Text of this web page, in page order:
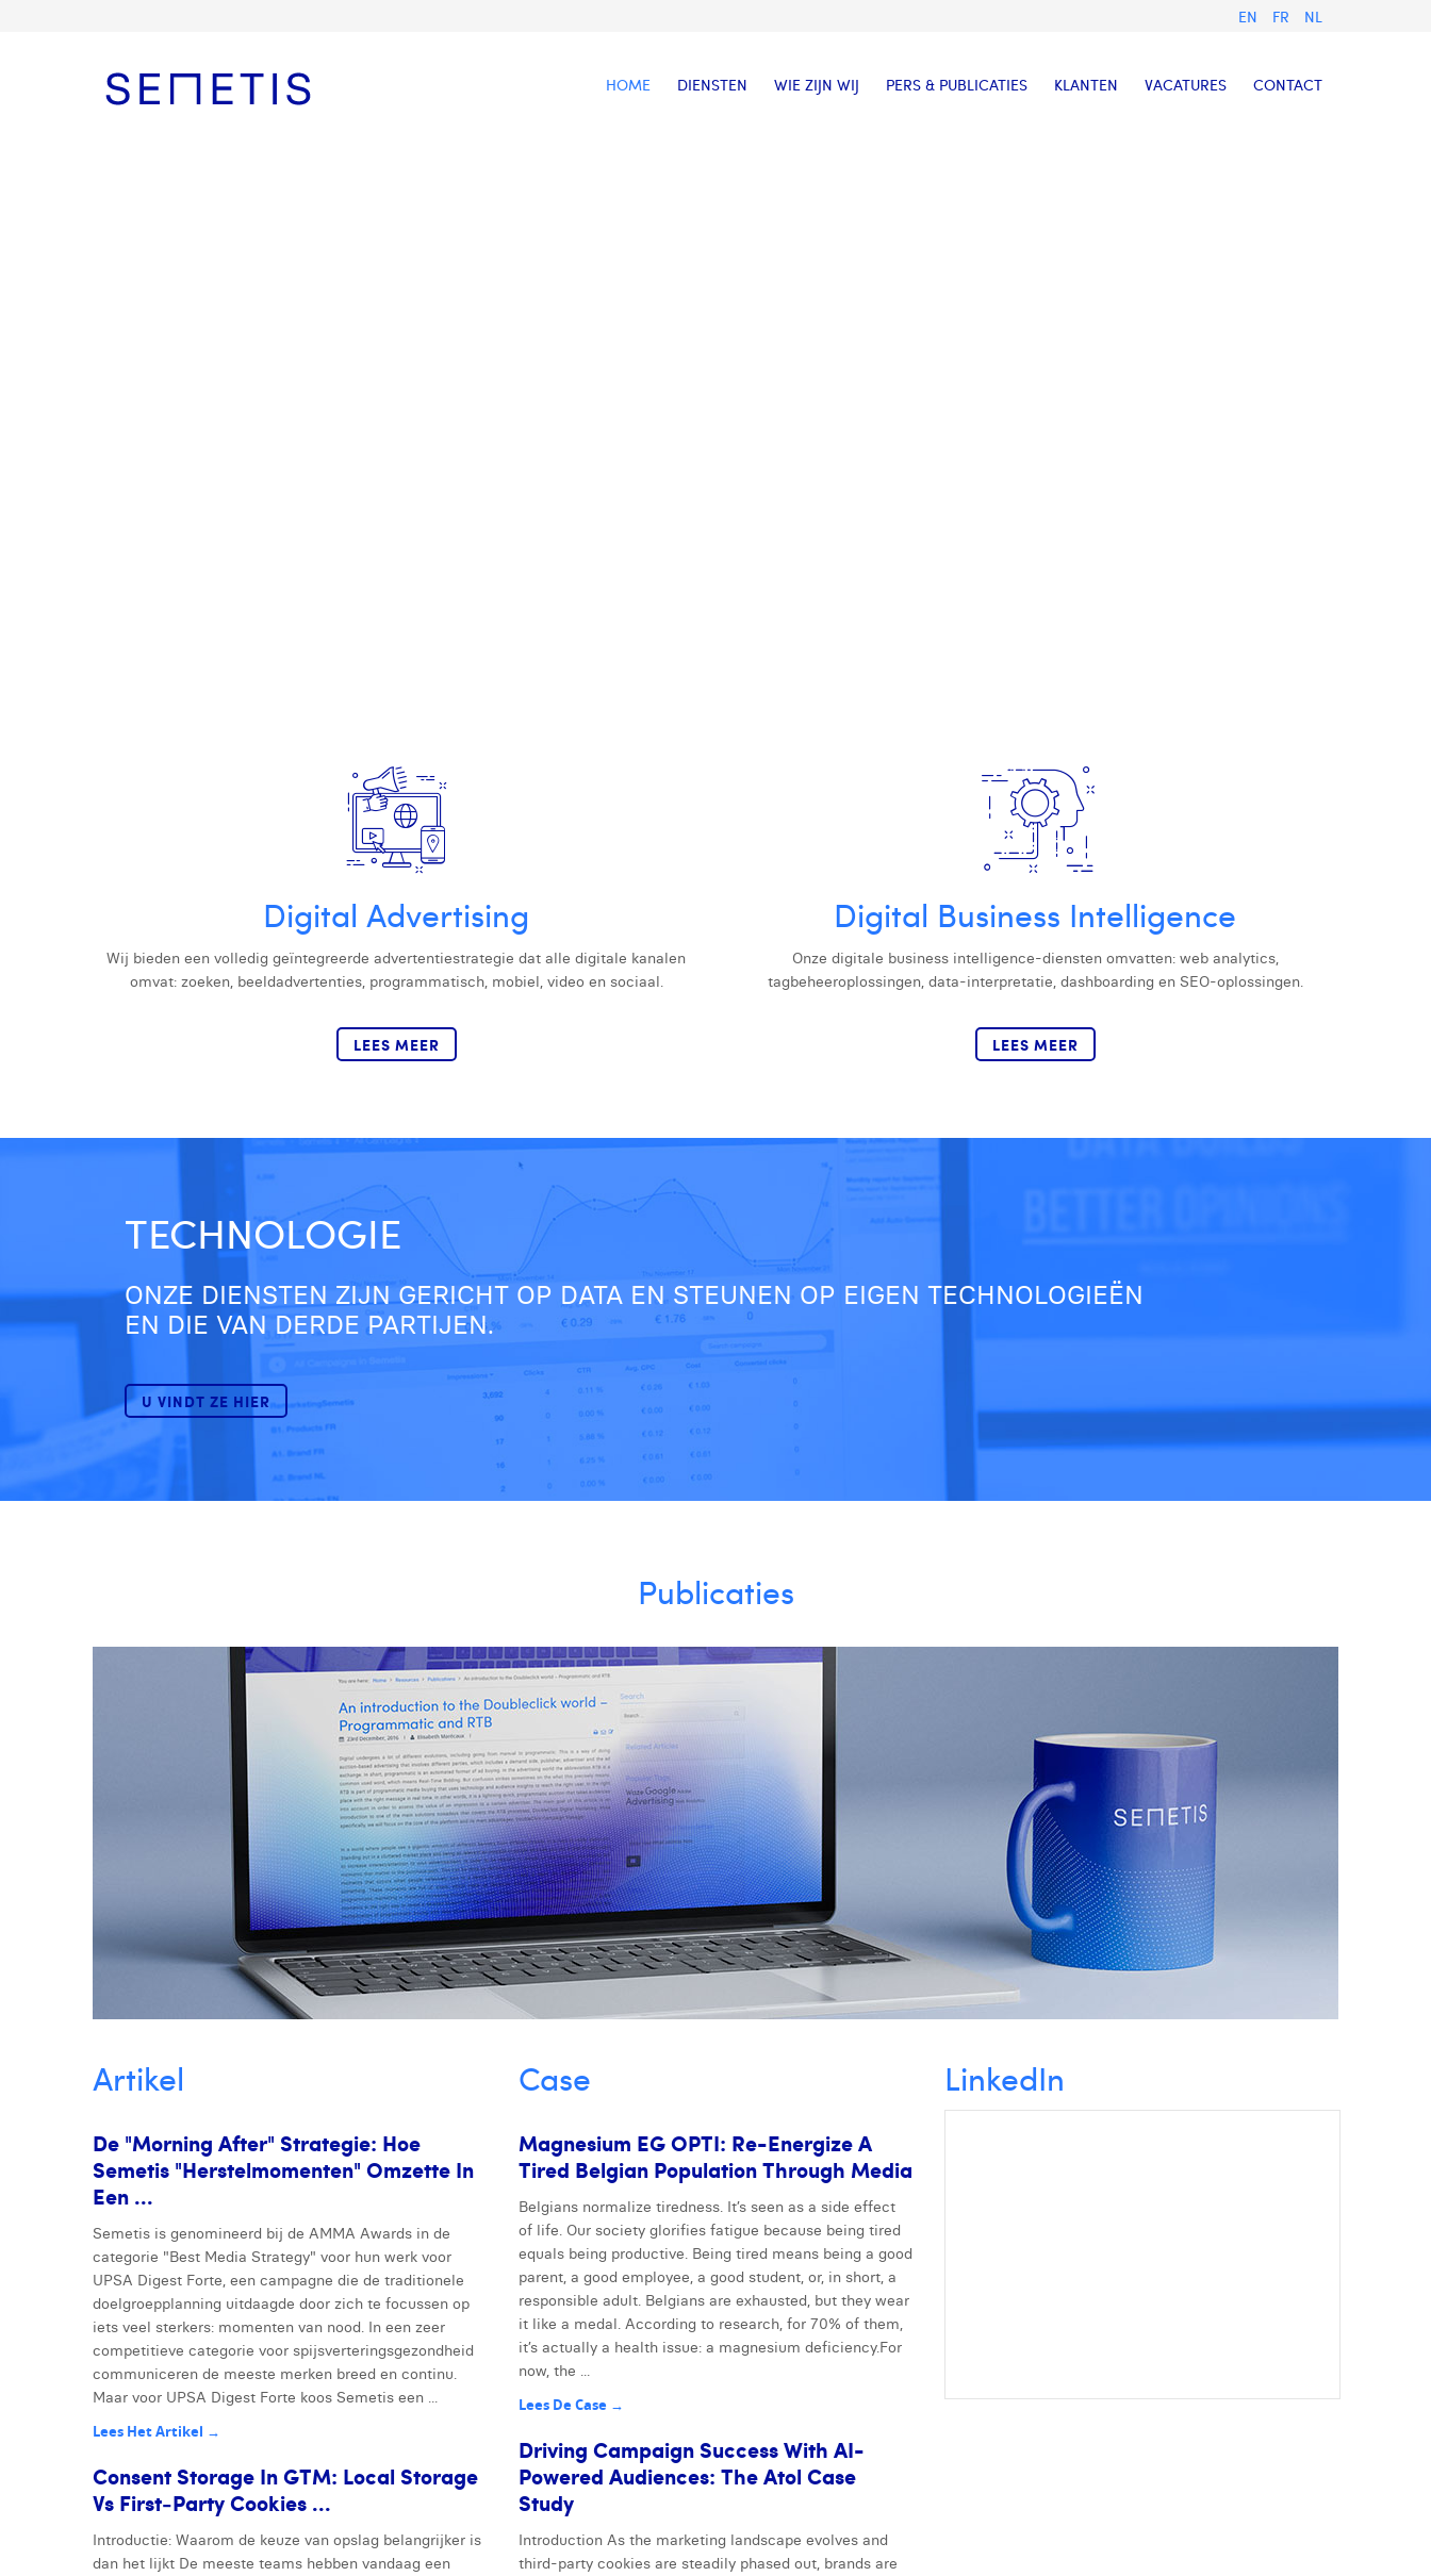
EN FR NL
HOME DIENSTEN WIE ZIJN WIJ PERS & PUBLICATIES KLANTEN VACATURES CONTACT
Digital Advertising
Wij bieden een volledig geïntegreerde advertentiestrategie dat alle digitale kanalen
omvat: zoeken, beeldadvertenties, programmatisch, mobiel, video en sociaal.
LEES MEER
Digital Business Intelligence
Onze digitale business intelligence-diensten omvatten: web analytics,
tagbeheeroplossingen, data-interpretatie, dashboarding en SEO-oplossingen.
LEES MEER
TECHNOLOGIE
ONZE DIENSTEN ZIJN GERICHT OP DATA EN STEUNEN OP EIGEN TECHNOLOGIEËN
EN DIE VAN DERDE PARTIJEN.
U VINDT ZE HIER
Publicaties
Artikel
De "Morning After" Strategie: Hoe
Semetis "herstelmomenten" Omzette In
Een ...
Semetis is genomineerd bij de AMMA Awards in de
categorie "Best Media Strategy" voor hun werk voor
UPSA Digest Forte, een campagne die de traditionele
doelgroepplanning uitdaagde door zich te focussen op
iets veel sterkers: momenten van nood. In een zeer
competitieve categorie voor spijsverteringsgezondheid
communiceren de meeste merken breed en continu.
Maar voor UPSA Digest Forte koos Semetis een ...
Lees Het Artikel →
Consent Storage In GTM: Local Storage
Vs First‑Party Cookies ...
Introductie: Waarom de keuze van opslag belangrijker is
dan het lijkt De meeste teams hebben vandaag een
Case
Magnesium EG OPTI: Re-Energize A
Tired Belgian Population Through Media
Belgians normalize tiredness. It’s seen as a side effect
of life. Our society glorifies fatigue because being tired
equals being productive. Being tired means being a good
parent, a good employee, a good student, or, in short, a
responsible adult. Belgians are exhausted, but they wear
it like a medal. According to research, for 70% of them,
it’s actually a health issue: a magnesium deficiency.For
now, the ...
Lees De Case →
Driving Campaign Success With AI-
Powered Audiences: The Atol Case
Study
Introduction As the marketing landscape evolves and
third-party cookies are steadily phased out, brands are
LinkedIn